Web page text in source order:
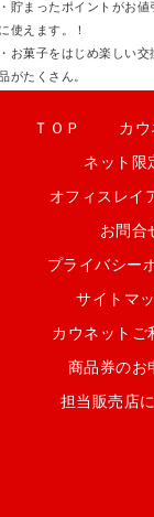
貯まったポイントがお値
使えます。！
お菓子をはじめ楽しい交
がたくさん。
ＴＯＰ カ
ネット限
オフィスレイ
お問合
プライバシー
サイトマ
カウネットご
商品券のお
担当販売店